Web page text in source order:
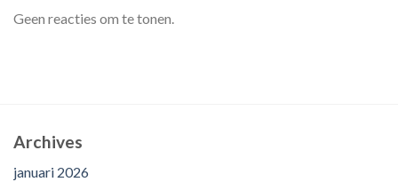
Geen reacties om te tonen.
Archives
januari 2026